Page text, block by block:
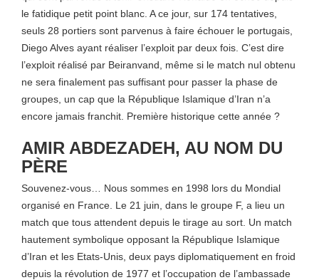
le fatidique petit point blanc. A ce jour, sur 174 tentatives,
seuls 28 portiers sont parvenus à faire échouer le portugais,
Diego Alves ayant réaliser l’exploit par deux fois. C’est dire
l’exploit réalisé par Beiranvand, même si le match nul obtenu
ne sera finalement pas suffisant pour passer la phase de
groupes, un cap que la République Islamique d’Iran n’a
encore jamais franchit. Première historique cette année ?
AMIR ABDEZADEH, AU NOM DU
PÈRE
Souvenez-vous… Nous sommes en 1998 lors du Mondial
organisé en France. Le 21 juin, dans le groupe F, a lieu un
match que tous attendent depuis le tirage au sort. Un match
hautement symbolique opposant la République Islamique
d’Iran et les Etats-Unis, deux pays diplomatiquement en froid
depuis la révolution de 1977 et l’occupation de l’ambassade